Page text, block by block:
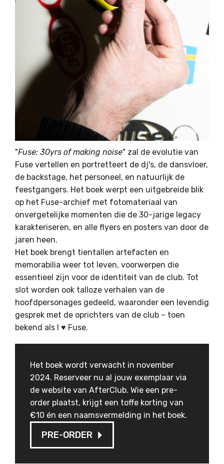
"Fuse: 30yrs of making noise" zal de evolutie van
Fuse vertellen en portretteert de dj's, de dansvloer,
de backstage, het personeel, en natuurlijk de
feestgangers. Het boek werpt een uitgebreide blik
op het Fuse-archief met fotomateriaal van
onvergetelijke momenten die de 30-jarige legacy
karakteriseren, en alle flyers en posters van door de
jaren heen.
Het boek brengt tientallen artefacten en
memorabilia weer tot leven, voorwerpen die
essentieel zijn voor de identiteit van de club. Tot
slot worden ook talloze verhalen van de
hoofdpersonages gedeeld, waaronder een levendig
gesprek met de oprichters van de club – toen
bekend als I ♥ Fuse.
Het boek wordt verwacht in november
2024. Reserveer nu al jouw exemplaar via
de website van AfterClub. Wie een pre-
order plaatst, krijgt een toffe korting van
€10 én een naamsvermelding in het boek.
PRE-ORDER